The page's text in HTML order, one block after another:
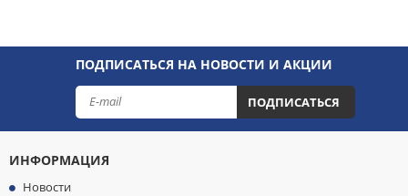
ПОДПИСАТЬСЯ НА НОВОСТИ И АКЦИИ
ПОДПИСАТЬСЯ
ИНФОРМАЦИЯ
Новости